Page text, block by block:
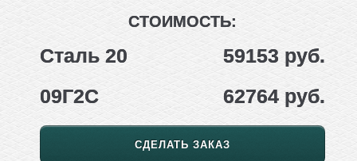
СТОИМОСТЬ:
Сталь 20
59153 руб.
09Г2С
62764 руб.
СДЕЛАТЬ ЗАКАЗ